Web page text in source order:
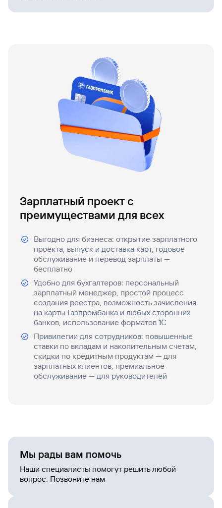
Зарплатный проект с
преимуществами для всех
Выгодно для бизнеса: открытие зарплатного
проекта, выпуск и доставка карт, годовое
обслуживание и перевод зарплаты —
бесплатно
Удобно для бухгалтеров: персональный
зарплатный менеджер, простой процесс
создания реестра, возможность зачисления
на карты Газпромбанка и любых сторонних
банков, использование форматов 1С
Привилегии для сотрудников: повышенные
ставки по вкладам и накопительным счетам,
скидки по кредитным продуктам — для
зарплатных клиентов, премиальное
обслуживание — для руководителей
Мы рады вам помочь
Наши специалисты помогут решить любой
вопрос. Позвоните нам